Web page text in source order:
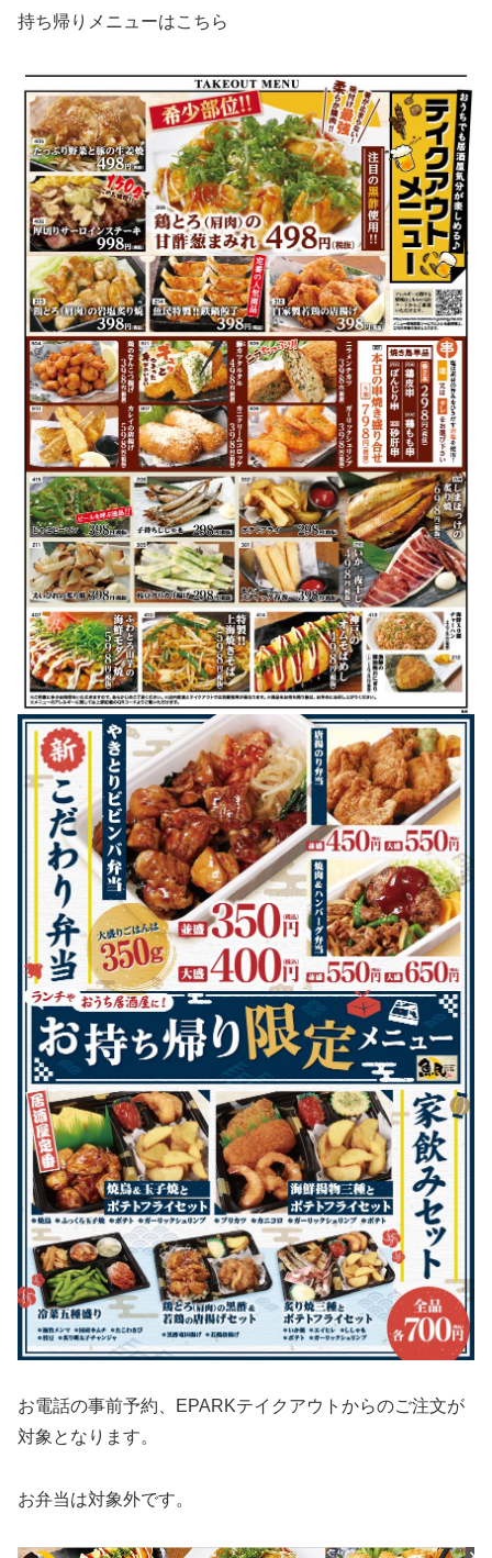
持ち帰りメニューはこちら
お電話の事前予約、EPARKテイクアウトからのご注文が
対象となります。
お弁当は対象外です。